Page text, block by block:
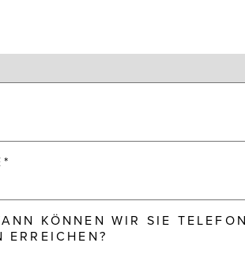
KÖNNEN WIR SIE
ERREICHEN?